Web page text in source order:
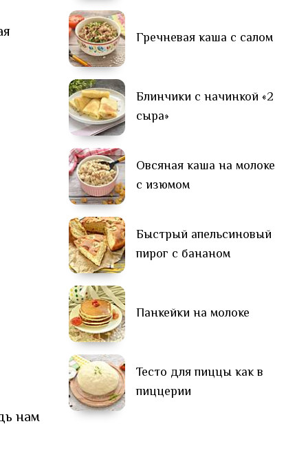
нам
Гречневая каша с салом
Блинчики с начинкой «2
сыра»
Овсяная каша на молоке
с изюмом
Быстрый апельсиновый
пирог с бананом
Панкейки на молоке
Тесто для пиццы как в
пиццерии